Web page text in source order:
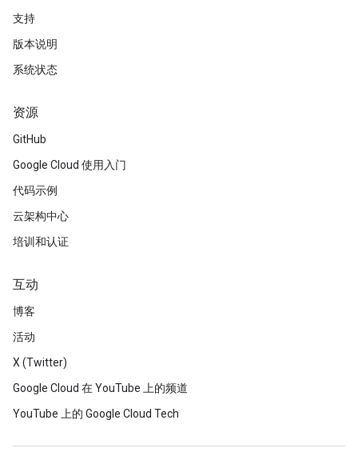
支持
版本说明
系统状态
资源
GitHub
Google Cloud 使用入门
代码示例
云架构中心
培训和认证
互动
博客
活动
X (Twitter)
Google Cloud 在 YouTube 上的频道
YouTube 上的 Google Cloud Tech